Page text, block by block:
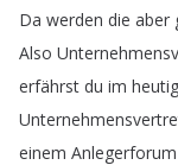
Da werden die aber
Also
erfährst du im
einem Anlegerforum